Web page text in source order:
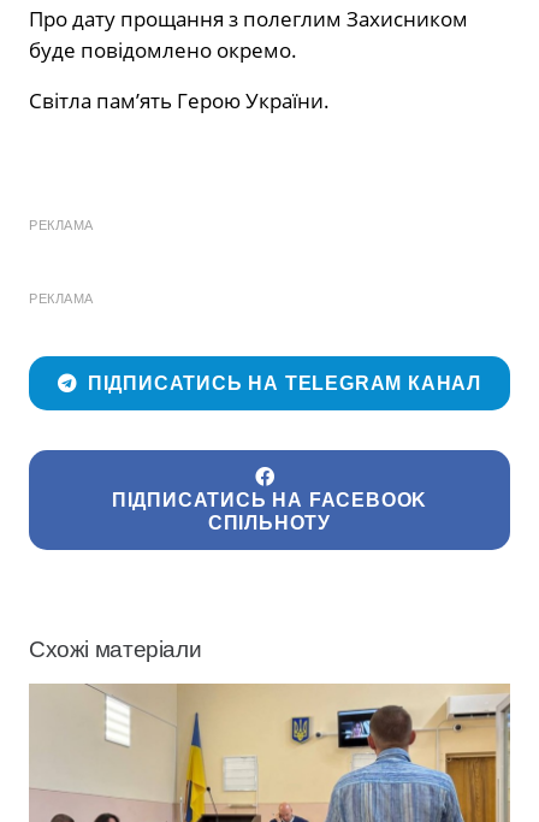
Про дату прощання з полеглим Захисником
буде повідомлено окремо.
Світла пам’ять Герою України.
РЕКЛАМА
РЕКЛАМА
ПІДПИСАТИСЬ НА TELEGRAM КАНАЛ
ПІДПИСАТИСЬ НА FACEBOOK
СПІЛЬНОТУ
Схожі матеріали